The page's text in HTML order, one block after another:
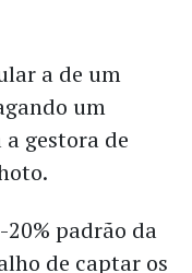
a de um
um
a gestora de
20% padrão da
de captar os